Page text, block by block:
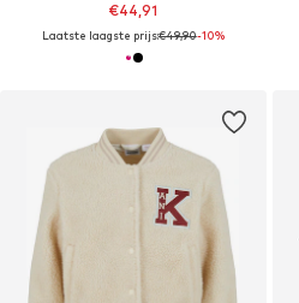
€44,91
Laatste laagste prijs:€49,90-10%